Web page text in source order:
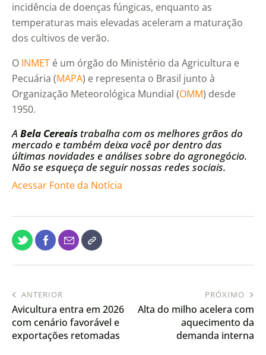
incidência de doenças fúngicas, enquanto as
temperaturas mais elevadas aceleram a maturação
dos cultivos de verão.
O INMET é um órgão do Ministério da Agricultura e
Pecuária (MAPA) e representa o Brasil junto à
Organização Meteorológica Mundial (OMM) desde
1950.
A Bela Cereais trabalha com os melhores grãos do
mercado e também deixa você por dentro das
últimas novidades e análises sobre do agronegócio.
Não se esqueça de seguir nossas redes sociais.
Acessar Fonte da Notícia
ANTERIOR
Avicultura entra em 2026
com cenário favorável e
exportações retomadas
PRÓXIMO
Alta do milho acelera com
aquecimento da
demanda interna